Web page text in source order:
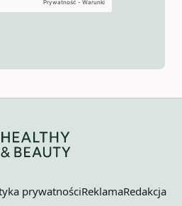
prywatnościReklamaRedakcja